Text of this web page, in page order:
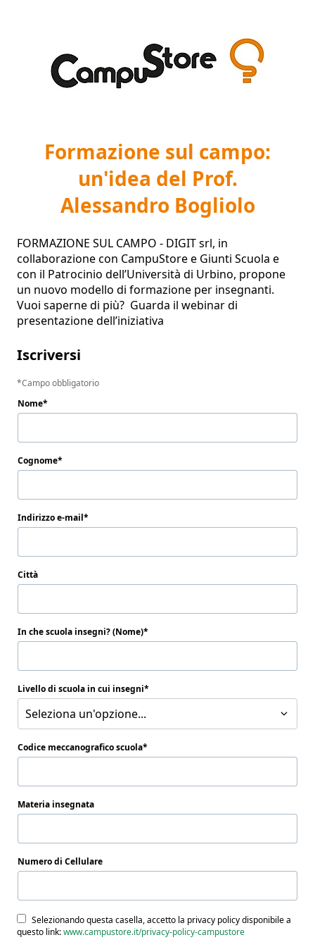
Formazione sul campo:
un'idea del Prof.
Alessandro Bogliolo
FORMAZIONE SUL CAMPO - DIGIT srl, in
collaborazione con CampuStore e Giunti Scuola e
con il Patrocinio dell’Università di Urbino, propone
un nuovo modello di formazione per insegnanti.
Vuoi saperne di più?  Guarda il webinar di
presentazione dell’iniziativa
Iscriversi
Campo obbligatorio
Nome
Cognome
Indirizzo e-mail
Città
In che scuola insegni? (Nome)
Livello di scuola in cui insegni
Seleziona un'opzione...
Codice meccanografico scuola
Materia insegnata
Numero di Cellulare
Selezionando questa casella, accetto la privacy policy disponibile a
questo link:www.campustore.it/privacy-policy-campustore